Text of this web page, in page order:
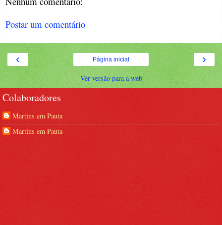
Postar um comentário
‹ ›
Página inicial
Ver versão para a web
Colaboradores
Martins em Pauta
Martins em Pauta